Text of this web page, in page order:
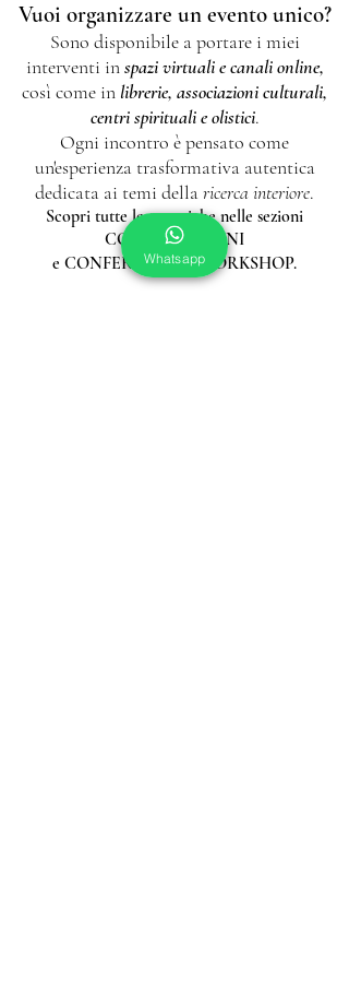
Vuoi organizzare un evento unico?
Sono disponibile a portare i miei
interventi inspazi virtuali e canali online,
così come in librerie, associazioni culturali,
centri spirituali e olistici.
Ogni incontro è pensato come
un'esperienza trasformativa autentica
dedicata ai temi dellaricerca interiore.
Scopri tutte le tematichenelle sezioni
CORSI & LEZIONI
e CONFERENZE & WORKSHOP.
Whatsapp